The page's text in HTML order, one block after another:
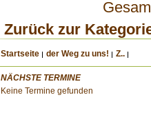
Zurück zur
Startseite der Weg zu uns! Z..
NÄCHSTE TERMINE
Keine Termine gefunden